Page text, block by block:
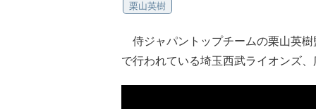
栗山英樹
侍ジャパントップチームの栗山英
で行われている埼玉西武ライオンズ